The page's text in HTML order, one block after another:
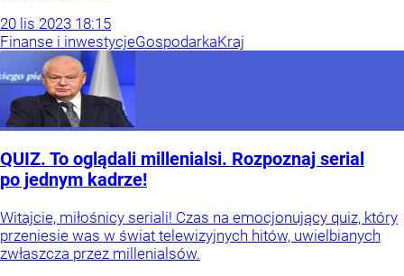
20 lis 2023 18:15
Finanse i inwestycjeGospodarkaKraj
QUIZ. To oglądali millenialsi. Rozpoznaj serial
po jednym kadrze!
Witajcie, miłośnicy seriali! Czas na emocjonujący quiz, który
przeniesie was w świat telewizyjnych hitów, uwielbianych
zwłaszcza przez millenialsów.